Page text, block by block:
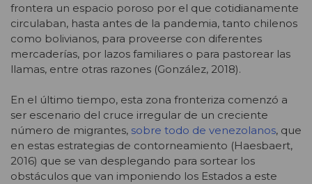
frontera un espacio poroso por el que cotidianamente
circulaban, hasta antes de la pandemia, tanto chilenos
como bolivianos, para proveerse con diferentes
mercaderías, por lazos familiares o para pastorear las
llamas, entre otras razones (González, 2018).
En el último tiempo, esta zona fronteriza comenzó a
ser escenario del cruce irregular de un creciente
número de migrantes, sobre todo de venezolanos, que
en estas estrategias de contorneamiento (Haesbaert,
2016) que se van desplegando para sortear los
obstáculos que van imponiendo los Estados a este